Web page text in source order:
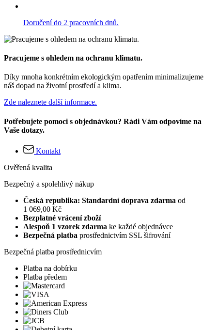
Doručení do 2 pracovních dnů.
Pracujeme s ohledem na ochranu klimatu.
Díky mnoha konkrétním ekologickým opatřením minimalizujeme
náš dopad na životní prostředí a klima.
Zde naleznete další informace.
Potřebujete pomoci s objednávkou? Rádi Vám odpovíme na
Vaše dotazy.
Kontakt
Ověřená kvalita
Bezpečný a spolehlivý nákup
Česká republika: Standardní doprava zdarma od
1 069,00 Kč
Bezplatné vrácení zboží
Alespoň 1 vzorek zdarma ke každé objednávce
Bezpečná platba prostřednictvím SSL šifrování
Bezpečná platba prostřednicvím
Platba na dobírku
Platba předem